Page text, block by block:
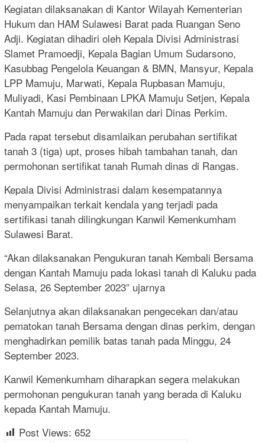
Kegiatan dilaksanakan di Kantor Wilayah Kementerian
Hukum dan HAM Sulawesi Barat pada Ruangan Seno
Adji. Kegiatan dihadiri oleh Kepala Divisi Administrasi
Slamet Pramoedji, Kepala Bagian Umum Sudarsono,
Kasubbag Pengelola Keuangan & BMN, Mansyur, Kepala
LPP Mamuju, Marwati, Kepala Rupbasan Mamuju,
Muliyadi, Kasi Pembinaan LPKA Mamuju Setjen, Kepala
Kantah Mamuju dan Perwakilan dari Dinas Perkim.
Pada rapat tersebut disamlaikan perubahan sertifikat
tanah 3 (tiga) upt, proses hibah tambahan tanah, dan
permohonan sertifikat tanah Rumah dinas di Rangas.
Kepala Divisi Administrasi dalam kesempatannya
menyampaikan terkait kendala yang terjadi pada
sertifikasi tanah dilingkungan Kanwil Kemenkumham
Sulawesi Barat.
“Akan dilaksanakan Pengukuran tanah Kembali Bersama
dengan Kantah Mamuju pada lokasi tanah di Kaluku pada
Selasa, 26 September 2023” ujarnya
Selanjutnya akan dilaksanakan pengecekan dan/atau
pematokan tanah Bersama dengan dinas perkim, dengan
menghadirkan pemilik batas tanah pada Minggu, 24
September 2023.
Kanwil Kemenkumham diharapkan segera melakukan
permohonan pengukuran tanah yang berada di Kaluku
kepada Kantah Mamuju.
Post Views: 652